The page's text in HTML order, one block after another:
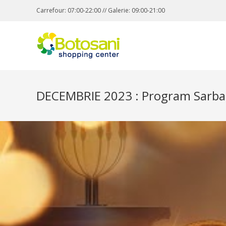
Carrefour: 07:00-22:00 // Galerie: 09:00-21:00
DECEMBRIE 2023 : Program